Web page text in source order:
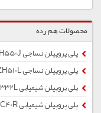
محصولات هم رده
پلی پروپیلن نساجی ZH550J
پلی پروپیلن نساجی ZH510L
پلی پروپیلن شیمیایی ZB332L
پلی پروپیلن شیمیایی EPC40R